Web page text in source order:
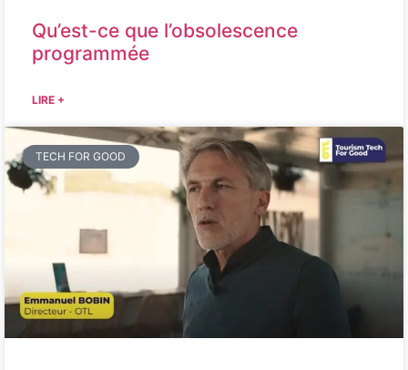
Qu’est-ce que l’obsolescence
programmée
LIRE +
TECH FOR GOOD